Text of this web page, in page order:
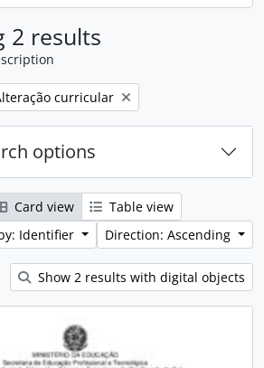
2 results
filter:
curricular
options
Card view
Table view
Identifier
Direction: Ascending
Show 2 results with digital objects